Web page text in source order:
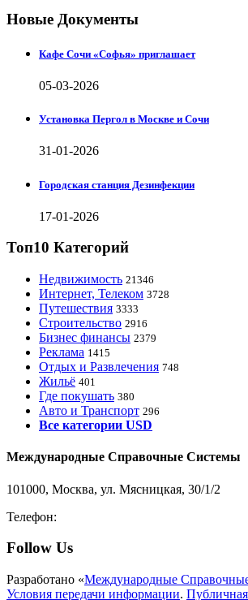
Новые Документы
Кафе Сочи «Софья» приглашает
05-03-2026
Установка Пергол в Москве и Сочи
31-01-2026
Городская станция Дезинфекции
17-01-2026
Топ10 Категорий
Недвижимость 21346
Интернет, Телеком 3728
Путешествия 3333
Строительство 2916
Бизнес финансы 2379
Реклама 1415
Отдых и Развлечения 748
Жильё 401
Где покушать 380
Авто и Транспорт 296
Все категории USD
Международные Справочные Системы
101000, Москва, ул. Мясницкая, 30/1/2
Телефон:
Follow Us
Разработано «Международные
Условия передачи информации.